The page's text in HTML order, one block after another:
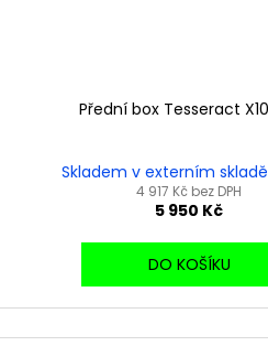
Přední box Tesseract
Skladem v externím skladě
4 917 Kč bez DPH
5 950 Kč
DO KOŠÍKU